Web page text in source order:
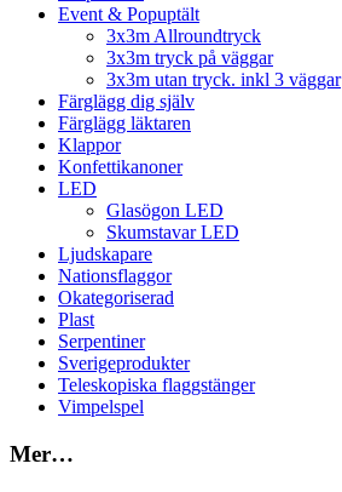
Event & Popuptält
3x3m Allroundtryck
3x3m tryck på väggar
3x3m utan tryck. inkl 3 väggar
Färglägg dig själv
Färglägg läktaren
Klappor
Konfettikanoner
LED
Glasögon LED
Skumstavar LED
Ljudskapare
Nationsflaggor
Okategoriserad
Plast
Serpentiner
Sverigeprodukter
Teleskopiska flaggstänger
Vimpelspel
Mer…